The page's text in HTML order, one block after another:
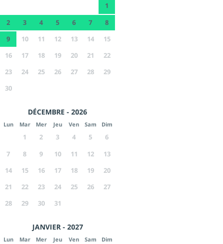
1
2
3 4 5 6 7
8
9
10 11 12 13 14
15
16
17 18 19 20 21
22
23
24 25 26 27 28
29
30
DÉCEMBRE - 2026
Lun Mar Mer Jeu Ven Sam Dim
1 2 3 4 5
6
7
8 9 10 11 12
13
14
15 16 17 18 19
20
21
22 23 24 25 26
27
28
29 30 31
JANVIER - 2027
Lun Mar Mer Jeu Ven Sam Dim